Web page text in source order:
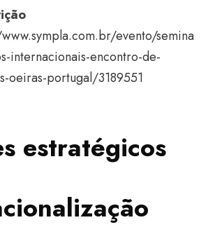
evento/semina
internacionais-encontro-de-
oeiras-portugal/3189551
estratégicos